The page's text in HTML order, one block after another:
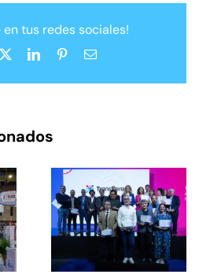
en tus redes sociales!
LinkedInPinterestCorreo